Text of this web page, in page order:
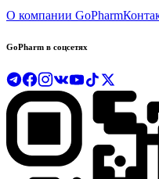
О компании GoPharm
GoPharm в соцсетях